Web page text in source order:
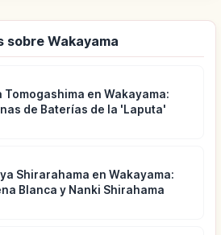
Wakayama
Tomogashima en Wakayama:
de Baterías de la 'Laputa'
Shirarahama en Wakayama:
Blanca y Nanki Shirahama